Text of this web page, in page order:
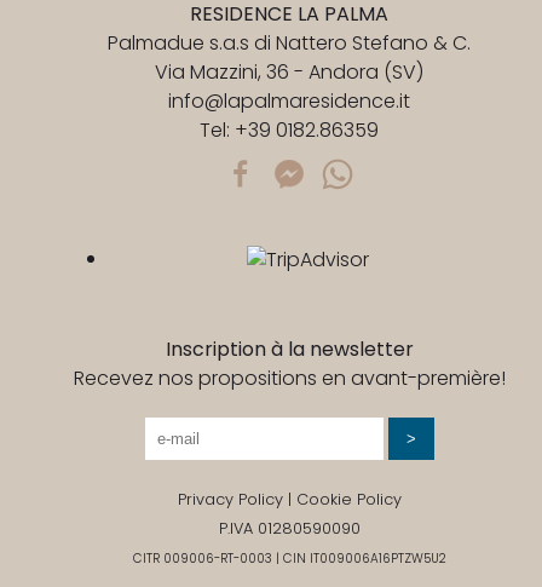
RESIDENCE LA PALMA
Palmadue s.a.s di Nattero Stefano & C.
Via Mazzini, 36 - Andora (SV)
info@lapalmaresidence.it
Tel: +39 0182.86359
Inscription à la newsletter
Recevez nos propositions en avant-première!
>
Privacy Policy| Cookie Policy
P.IVA 01280590090
CITR 009006-RT-0003 | CIN IT009006A16PTZW5U2